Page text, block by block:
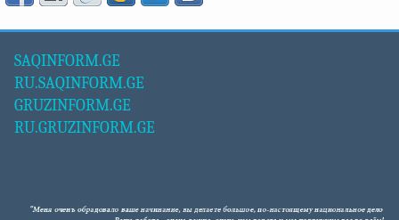
SAQINFORM.GE
RU.SAQINFORM.GE
GRUZINFORM.GE
RU.GRUZINFORM.GE